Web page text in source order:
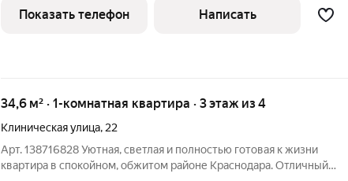
подходящая для студента. В квартире уже сделан современный
ремонт, вся
Показать телефон Написать
34,6 м² · 1-комнатная квартира · 3 этаж из 4
Клиническая улица, 22
Арт. 138716828 Уютная, светлая и полностью готовая к жизни
квартира в спокойном, обжитом районе Краснодара. Отличный